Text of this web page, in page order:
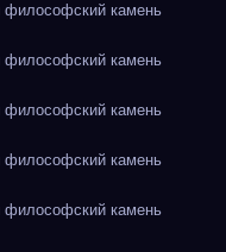
камень
камень
камень
камень
камень